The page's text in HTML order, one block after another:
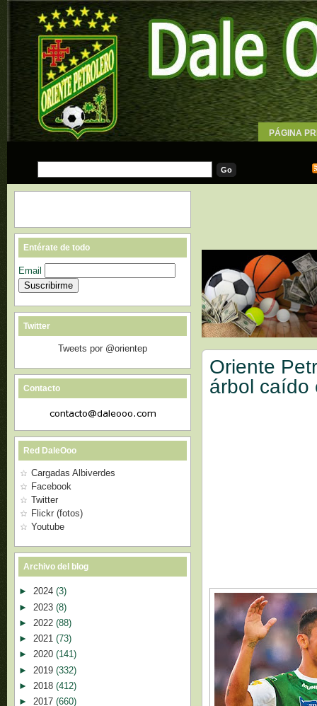
PÁGINA
Oriente
árbol caído
Entérate de todo
Email
Twitter
Tweets por @orientep
Contacto
Red DaleOoo
Cargadas Albiverdes
Facebook
Twitter
Flickr (fotos)
Youtube
Archivo del blog
► 2024 (3)
► 2023 (8)
► 2022 (88)
► 2021 (73)
► 2020 (141)
► 2019 (332)
► 2018 (412)
► 2017 (660)